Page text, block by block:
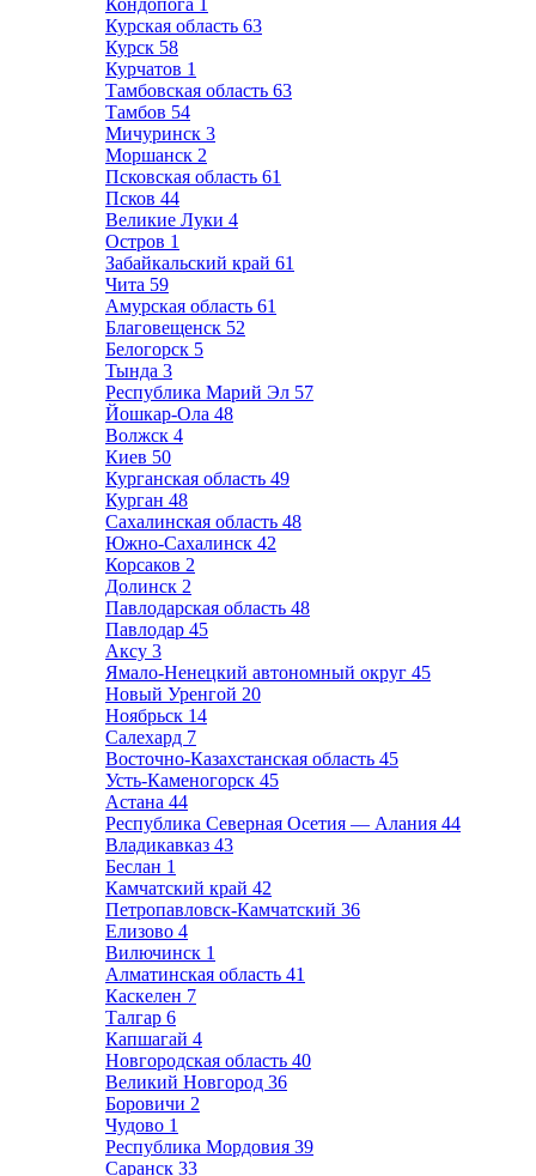
Кондопога 1
Курская область 63
Курск 58
Курчатов 1
Тамбовская область 63
Тамбов 54
Мичуринск 3
Моршанск 2
Псковская область 61
Псков 44
Великие Луки 4
Остров 1
Забайкальский край 61
Чита 59
Амурская область 61
Благовещенск 52
Белогорск 5
Тында 3
Республика Марий Эл 57
Йошкар-Ола 48
Волжск 4
Киев 50
Курганская область 49
Курган 48
Сахалинская область 48
Южно-Сахалинск 42
Корсаков 2
Долинск 2
Павлодарская область 48
Павлодар 45
Аксу 3
Ямало-Ненецкий автономный округ 45
Новый Уренгой 20
Ноябрьск 14
Салехард 7
Восточно-Казахстанская область 45
Усть-Каменогорск 45
Астана 44
Республика Северная Осетия — Алания 44
Владикавказ 43
Беслан 1
Камчатский край 42
Петропавловск-Камчатский 36
Елизово 4
Вилючинск 1
Алматинская область 41
Каскелен 7
Талгар 6
Капшагай 4
Новгородская область 40
Великий Новгород 36
Боровичи 2
Чудово 1
Республика Мордовия 39
Саранск 33